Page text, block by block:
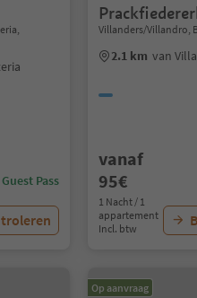
Pass
Villanders/Villandro,
2.1 km van
vanaf
95€
1 Nacht / 1
appartement
Incl. btw
Op aanvraag